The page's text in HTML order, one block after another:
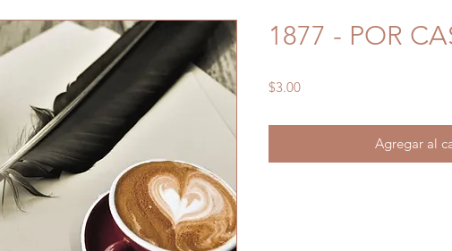
1877 - POR
$3.00Precio
Agregar al